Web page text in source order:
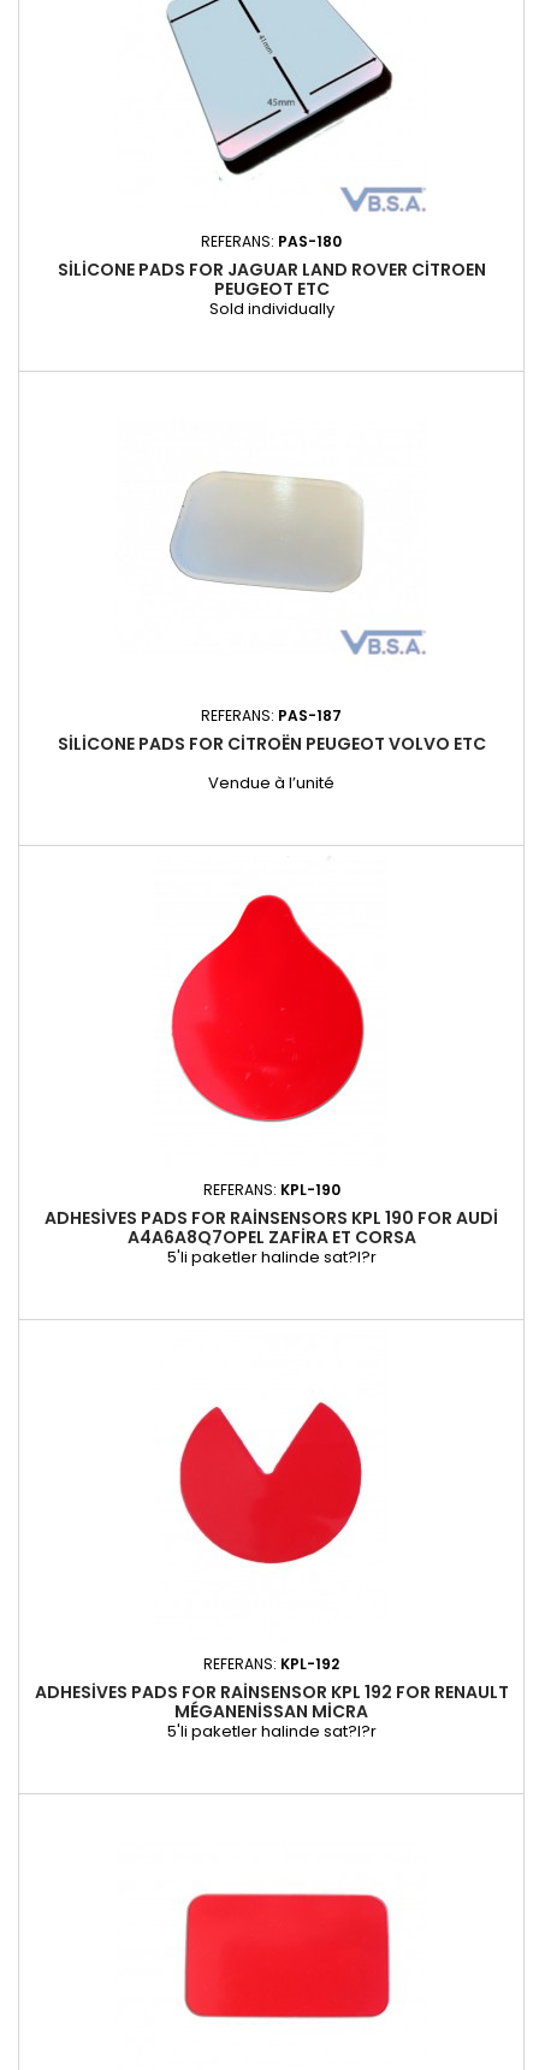
REFERANS: PAS-180
SILICONE PADS FOR JAGUAR LAND ROVER CITROEN
PEUGEOT ETC
Sold individually
REFERANS: PAS-187
SILICONE PADS FOR CITROËN PEUGEOT VOLVO ETC
Vendue à l’unité
REFERANS: KPL-190
ADHESIVES PADS FOR RAINSENSORS KPL 190 FOR AUDI
A4A6A8Q7OPEL ZAFIRA ET CORSA
5'li paketler halinde sat?l?r
REFERANS: KPL-192
ADHESIVES PADS FOR RAINSENSOR KPL 192 FOR RENAULT
MÉGANENISSAN MICRA
5'li paketler halinde sat?l?r